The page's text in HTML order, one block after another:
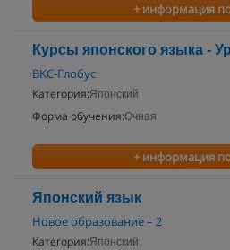
+ информация
Курсы японского языка -
BKC-Глобус
Категория:Японский
Форма обучения:Очная
+ информация
Японский язык
Новое образование – 2
Категория:Японский